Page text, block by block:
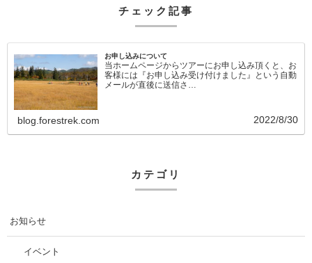
チェック記事
お申し込みについて
当ホームページからツアーにお申し込み頂くと、お
客様には『お申し込み受け付けました』という自動
メールが直後に送信さ…
blog.forestrek.com 2022/8/30
カテゴリ
お知らせ
イベント